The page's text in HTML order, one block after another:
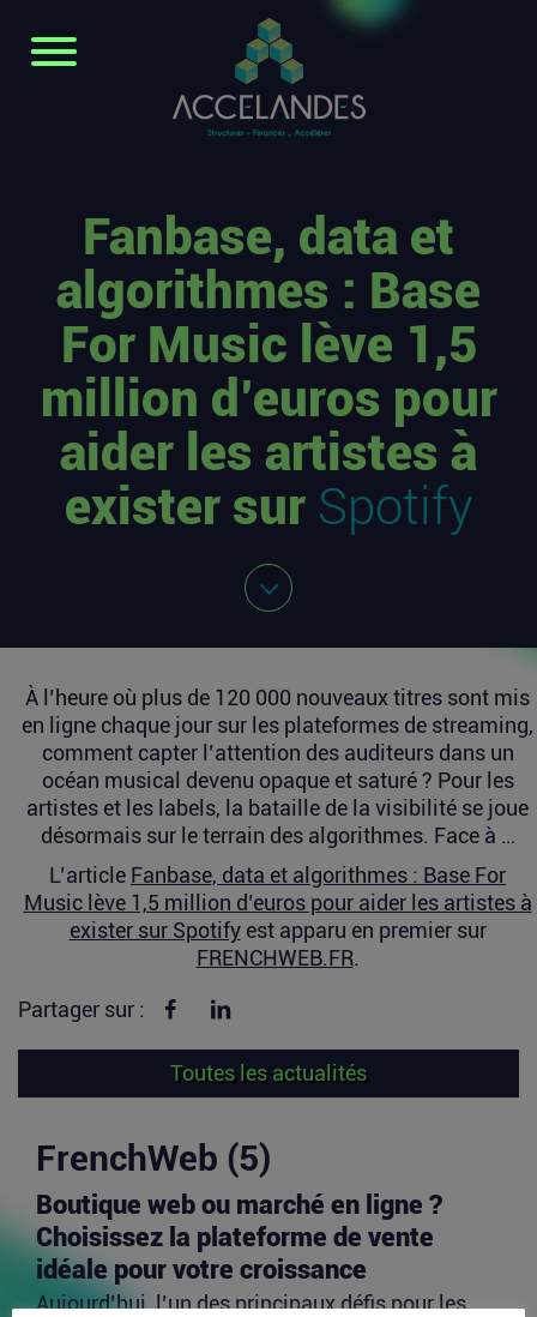
Fanbase, data et
algorithmes : Base
For Music lève 1,5
million d’euros pour
aider les artistes à
exister sur Spotify
À l’heure où plus de 120 000 nouveaux titres sont mis
en ligne chaque jour sur les plateformes de streaming,
comment capter l’attention des auditeurs dans un
océan musical devenu opaque et saturé ? Pour les
artistes et les labels, la bataille de la visibilité se joue
désormais sur le terrain des algorithmes. Face à …
L’article Fanbase, data et algorithmes : Base For
Music lève 1,5 million d’euros pour aider les artistes à
exister sur Spotifyest apparu en premier sur
FRENCHWEB.FR.
Partager sur : Partager sur Facebook
Toutes les actualités
FrenchWeb (5)
Boutique web ou marché en ligne ?
Choisissez la plateforme de vente
idéale pour votre croissance
Aujourd’hui, l’un des principaux défis pour les